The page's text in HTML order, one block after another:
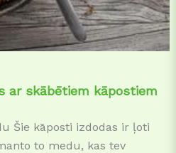
ar skābētiem kāpostiem
Šie kāposti izdodas ir ļoti
to medu, kas tev